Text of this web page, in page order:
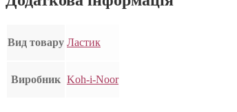
Вид товару Ластик
Виробник Koh-i-Noor